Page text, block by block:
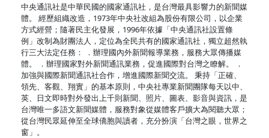
中央通訊社是中華民國的國家通訊社，是台灣最具影響力的新聞媒
體。 經歷組織改造，1973年中央社改組為股份有限公司，以企業
方式經營；隨著民主化發展，1996年依據「中央通訊社設置條
例」改制為財團法人，定位為全民共有的國家通訊社，獨立超然執
行三大法定任務： ．辦理國內外新聞報導業務，服務大眾傳播媒
體。 ．辦理國家對外新聞通訊業務，促進國際對台灣之瞭解。 ．
加強與國際新聞通訊社合作，增進國際新聞交流。 秉持「正確、
領先、客觀、翔實」的基本原則，中央社專業新聞團隊每天以中、
英、日文即時對外發出上千則新聞、照片、圖表、影音與資訊，是
台灣唯一多語文新聞媒體，服務對象從媒體客戶擴大為閱聽大眾；
從台灣民眾延伸至全球僑胞與讀者，充分扮演「台灣之眼，世界之
窗」。